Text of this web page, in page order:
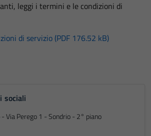
leggi i termini e le condizioni di
di servizio (PDF 176.52 kB)
sociali
Via Perego 1 - Sondrio - 2° piano